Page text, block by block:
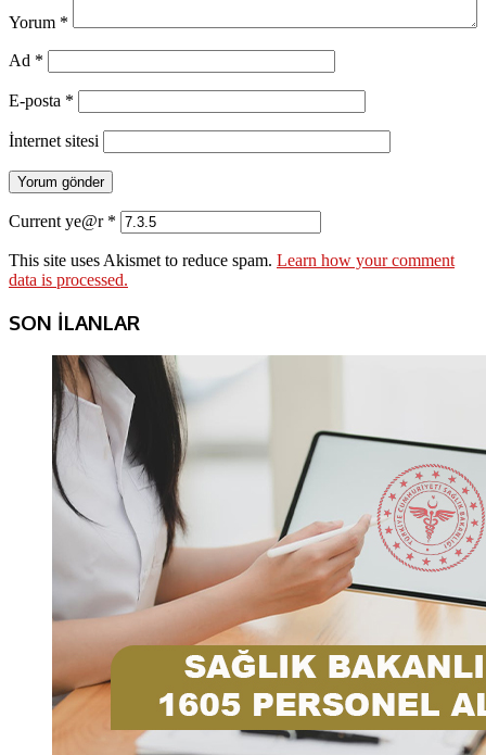
Yorum *
Ad *
E-posta *
İnternet sitesi
Current ye@r *
This site uses Akismet to reduce spam. Learn how your comment
data is processed.
SON İLANLAR